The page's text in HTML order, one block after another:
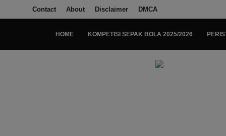
Contact About Disclaimer DMCA
HOME KOMPETISI SEPAK BOLA 2025/2026